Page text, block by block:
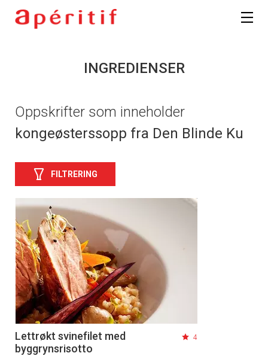
INGREDIENSER
Oppskrifter som inneholder
kongeøsterssopp fra Den Blinde Ku
FILTRERING
Lettrøkt svinefilet med
byggrynsrisotto
4